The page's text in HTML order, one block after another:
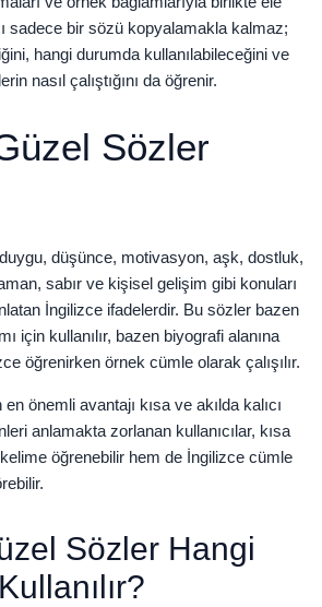
sadece bir sözü kopyalamakla kalmaz;
hangi durumda kullanılabileceğini ve
nasıl çalıştığını da öğrenir.
Sözler
düşünce, motivasyon, aşk, dostluk,
sabır ve kişisel gelişim gibi konuları
İngilizce ifadelerdir. Bu sözler bazen
için kullanılır, bazen biyografi alanına
öğrenirken örnek cümle olarak çalışılır.
önemli avantajı kısa ve akılda kalıcı
anlamakta zorlanan kullanıcılar, kısa
öğrenebilir hem de İngilizce cümle
Sözler Hangi